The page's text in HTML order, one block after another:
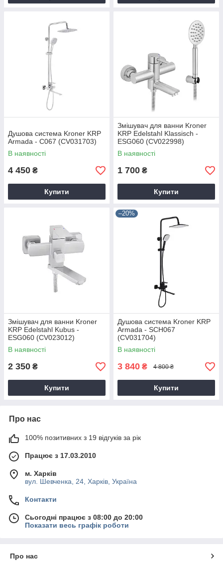
Душова система Kroner KRP
Armada - C067 (CV031703)
В наявності
4 450 ₴
Купити
Змішувач для ванни Kroner
KRP Edelstahl Klassisch -
ESG060 (CV022998)
В наявності
1 700 ₴
Купити
Змішувач для ванни Kroner
KRP Edelstahl Kubus -
ESG060 (CV023012)
В наявності
2 350 ₴
Купити
–20%
Душова система Kroner KRP
Armada - SCH067
(CV031704)
В наявності
3 840 ₴ 4 800 ₴
Купити
Про нас
100% позитивних з 19 відгуків за рік
Працює з 17.03.2010
м. Харків
вул. Шевченка, 24, Харків, Україна
Контакти
Сьогодні працює з 08:00 до 20:00
Показати весь графік роботи
Про нас